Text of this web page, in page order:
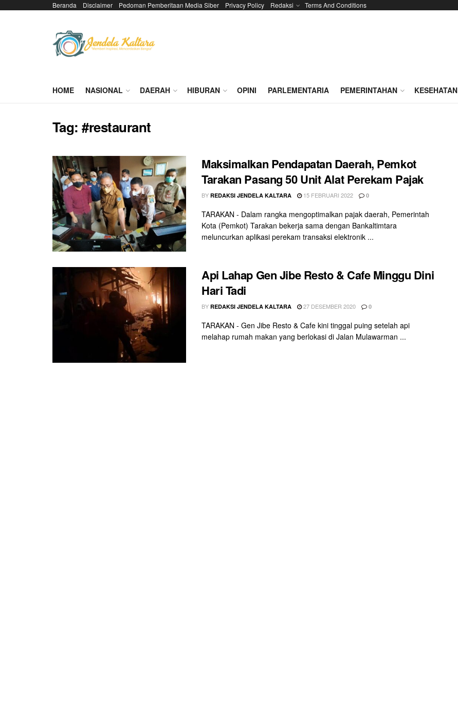
Beranda Disclaimer Pedoman Pemberitaan Media Siber Privacy Policy Redaksi Terms And Conditions
HOME NASIONAL DAERAH HIBURAN OPINI PARLEMENTARIA PEMERINTAHAN KESEHATAN
Tag:#restaurant
Maksimalkan Pendapatan Daerah, Pemkot
Tarakan Pasang 50 Unit Alat Perekam Pajak
BY REDAKSI JENDELA KALTARA 15 FEBRUARI 2022 0
TARAKAN - Dalam rangka mengoptimalkan pajak daerah, Pemerintah
Kota (Pemkot) Tarakan bekerja sama dengan Bankaltimtara
meluncurkan aplikasi perekam transaksi elektronik ...
Api Lahap Gen Jibe Resto & Cafe Minggu Dini
Hari Tadi
BY REDAKSI JENDELA KALTARA 27 DESEMBER 2020 0
TARAKAN - Gen Jibe Resto & Cafe kini tinggal puing setelah api
melahap rumah makan yang berlokasi di Jalan Mulawarman ...